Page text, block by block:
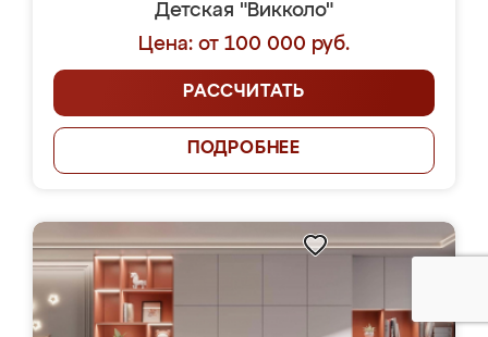
Детская "Викколо"
Цена: от 100 000 руб.
РАССЧИТАТЬ
ПОДРОБНЕЕ